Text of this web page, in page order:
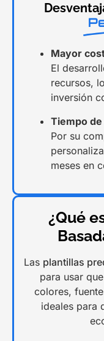
Mayor
El
recursos,
inversión
Tiempo
Por su
meses en
¿Qué
Las plantillas
para usar
colores,
ideales para